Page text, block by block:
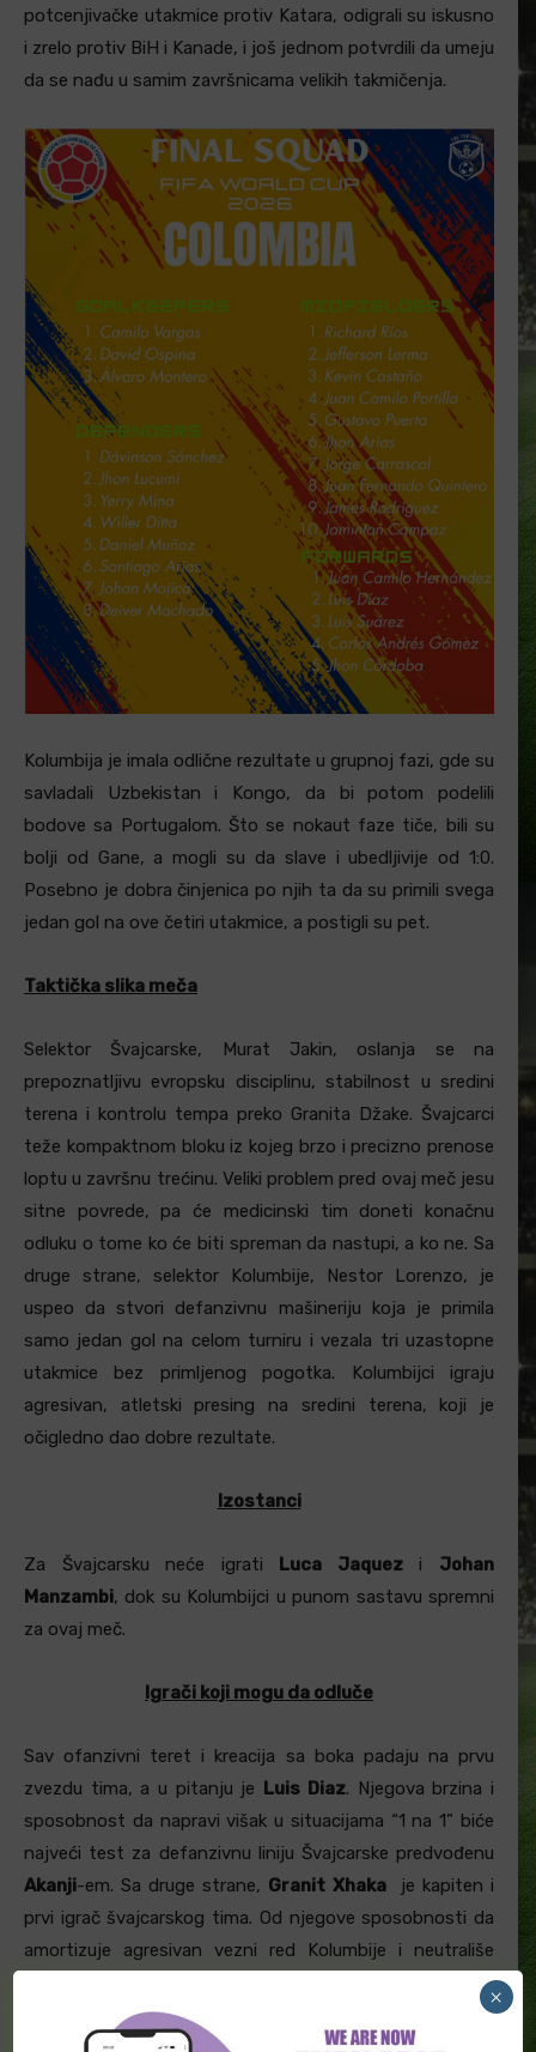
potcenjivačke utakmice protiv Katara, odigrali su iskusno
i zrelo protiv BiH i Kanade, i još jednom potvrdili da umeju
da se nađu u samim završnicama velikih takmičenja.
Kolumbija je imala odlične rezultate u grupnoj fazi, gde su
savladali Uzbekistan i Kongo, da bi potom podelili
bodove sa Portugalom. Što se nokaut faze tiče, bili su
bolji od Gane, a mogli su da slave i ubedljivije od 1:0.
Posebno je dobra činjenica po njih ta da su primili svega
jedan gol na ove četiri utakmice, a postigli su pet.
Taktička slika meča
Selektor Švajcarske, Murat Jakin, oslanja se na
prepoznatljivu evropsku disciplinu, stabilnost u sredini
terena i kontrolu tempa preko Granita Džake. Švajcarci
teže kompaktnom bloku iz kojeg brzo i precizno prenose
loptu u završnu trećinu. Veliki problem pred ovaj meč jesu
sitne povrede, pa će medicinski tim doneti konačnu
odluku o tome ko će biti spreman da nastupi, a ko ne. Sa
druge strane, selektor Kolumbije, Nestor Lorenzo, je
uspeo da stvori defanzivnu mašineriju koja je primila
samo jedan gol na celom turniru i vezala tri uzastopne
utakmice bez primljenog pogotka. Kolumbijci igraju
agresivan, atletski presing na sredini terena, koji je
očigledno dao dobre rezultate.
Izostanci
Za Švajcarsku neće igrati Luca Jaquezi Johan
Manzambi, dok su Kolumbijci u punom sastavu spremni
za ovaj meč.
Igrači koji mogu da odluče
Sav ofanzivni teret i kreacija sa boka padaju na prvu
zvezdu tima, a u pitanju je Luis Diaz. Njegova brzina i
sposobnost da napravi višak u situacijama “1 na 1” biće
najveći test za defanzivnu liniju Švajcarske predvođenu
Akanji-em. Sa druge strane, Granit Xhakaje kapiten i
prvi igrač švajcarskog tima. Od njegove sposobnosti da
amortizuje agresivan vezni red Kolumbije i neutrališe
-a zavisiće
celokupan ritam utakmice. Naravno,
Fabian
,Breel Embolo i mnogi drugi sa strane
×